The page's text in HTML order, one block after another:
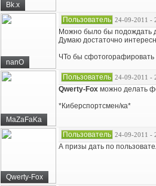
Bk.x
nanO
Пользователь 24-09-2011 -
Можно было бы подождать
Думаю достаточно
ЧТо бы сфотогорафировать
MaZaFaKa
Пользователь 24-09-2011 -
Qwerty-Fox можно делать
*Киберспортсмен/ка*
Qwerty-Fox
Пользователь 24-09-2011 -
А призы дать по